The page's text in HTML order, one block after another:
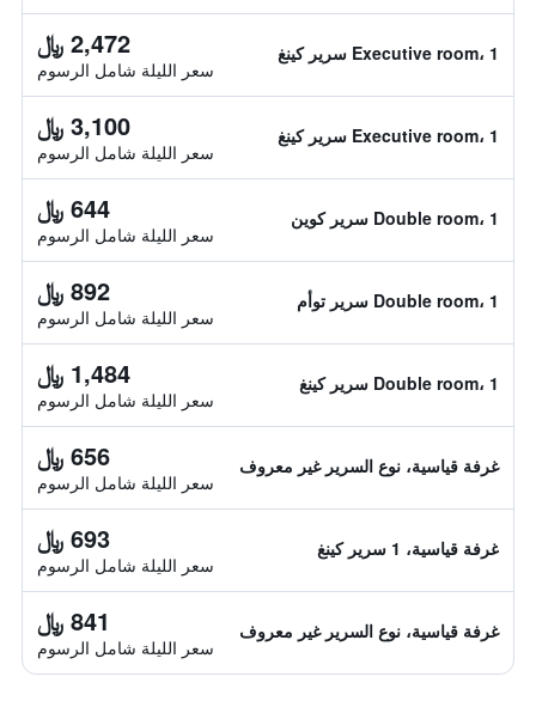
Executive room، 1 سرير كينغ 2,472 ﷼
سعر الليلة شامل الرسوم
Executive room، 1 سرير كينغ 3,100 ﷼
سعر الليلة شامل الرسوم
Double room، 1 سرير كوين 644 ﷼
سعر الليلة شامل الرسوم
Double room، 1 سرير توأم 892 ﷼
سعر الليلة شامل الرسوم
Double room، 1 سرير كينغ 1,484 ﷼
سعر الليلة شامل الرسوم
غرفة قياسية، نوع السرير غير معروف 656 ﷼
سعر الليلة شامل الرسوم
غرفة قياسية، 1 سرير كينغ 693 ﷼
سعر الليلة شامل الرسوم
غرفة قياسية، نوع السرير غير معروف 841 ﷼
سعر الليلة شامل الرسوم